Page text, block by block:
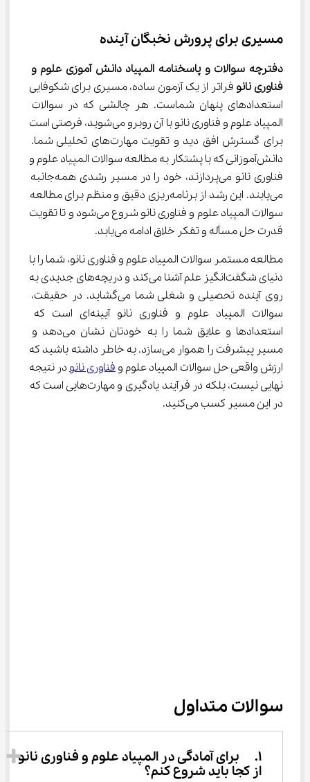
مسیری برای پرورش نخبگان آینده
دفترچه سوالات و پاسخنامه المپیاد دانش آموزی علوم و
فناوری نانو فراتر از یک آزمون ساده، مسیری برای شکوفایی
استعدادهای پنهان شماست. هر چالشی که در سوالات
المپیاد علوم و فناوری نانو با آن روبرو می‌شوید، فرصتی است
برای گسترش افق دید و تقویت مهارت‌های تحلیلی شما.
دانش‌آموزانی که با پشتکار به مطالعه سوالات المپیاد علوم و
فناوری نانو می‌پردازند، خود را در مسیر رشدی همه‌جانبه
می‌یابند. این رشد از برنامه‌ریزی دقیق و منظم برای مطالعه
سوالات المپیاد علوم و فناوری نانو شروع می‌شود و تا تقویت
قدرت حل مسأله و تفکر خلاق ادامه می‌یابد.
مطالعه مستمر سوالات المپیاد علوم و فناوری نانو، شما را با
دنیای شگفت‌انگیز علم آشنا می‌کند و دریچه‌های جدیدی به
روی آینده تحصیلی و شغلی شما می‌گشاید. در حقیقت،
سوالات المپیاد علوم و فناوری نانو آیینه‌ای است که
استعدادها و علایق شما را به خودتان نشان می‌دهد و
مسیر پیشرفت را هموار می‌سازد. به خاطر داشته باشید که
ارزش واقعی حل سوالات المپیاد علوم و فناوری نانو در نتیجه
نهایی نیست، بلکه در فرآیند یادگیری و مهارت‌هایی است که
در این مسیر کسب می‌کنید.
سوالات متداول
1.	برای آمادگی در المپیاد علوم و فناوری نانو
از کجا باید شروع کنم؟